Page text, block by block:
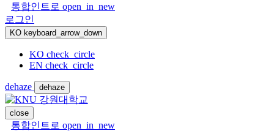
통합인트로 open_in_new
로그인
KO keyboard_arrow_down
KO check_circle
EN check_circle
dehaze dehaze
close
통합인트로 open_in_new